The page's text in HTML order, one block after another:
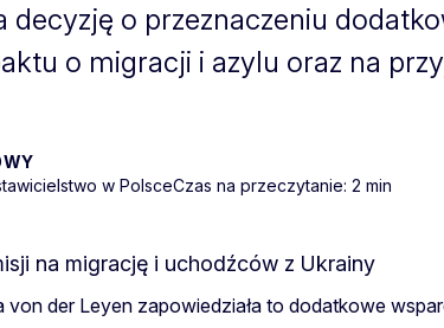
decyzję o przeznaczeniu
o migracji i azylu oraz na
w PolsceCzas na przeczytanie: 2 min
der Leyen zapowiedziała to dodatkowe